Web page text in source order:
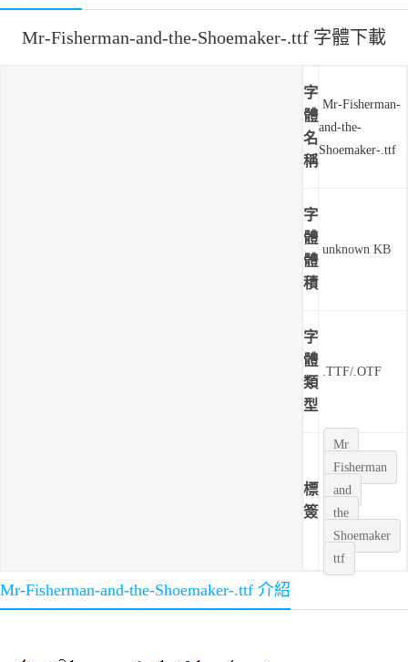
Mr-Fisherman-and-the-Shoemaker-.ttf 字體下載
字
體
名
稱
Mr-Fisherman-
and-the-
Shoemaker-.ttf
字
體
體
積
unknown KB
字
體
類
型
.TTF/.OTF
標
簽
Mr
Fisherman
and
the
Shoemaker
ttf
Mr-Fisherman-and-the-Shoemaker-.ttf 介紹